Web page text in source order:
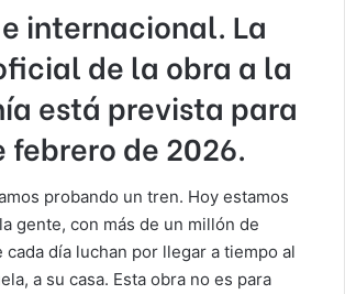
internacional. La
de la obra a la
está prevista para
febrero de 2026.
probando un tren. Hoy estamos
gente, con más de un millón de
día luchan por llegar a tiempo al
a su casa. Esta obra no es para